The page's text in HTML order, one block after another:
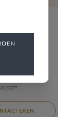
Jourez 1
17 80